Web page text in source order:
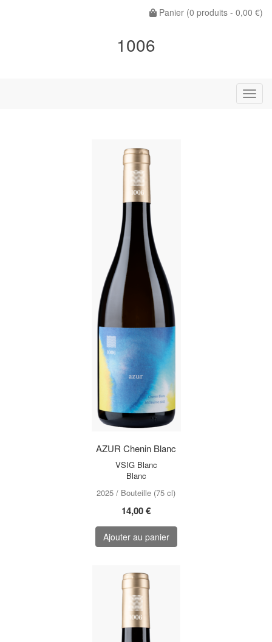
Panier (0 produits - 0,00 €)
1006
Menu
AZUR Chenin Blanc
VSIG Blanc
Blanc
2025 / Bouteille (75 cl)
14,00 €
Ajouter au panier